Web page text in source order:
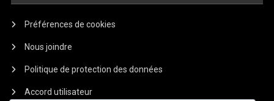
Préférences de cookies
Nous joindre
Politique de protection des données
Accord utilisateur